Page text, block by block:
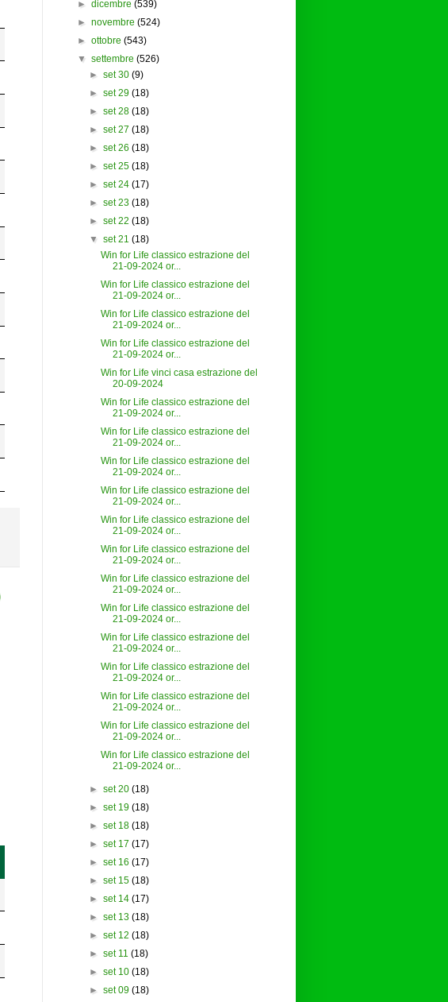
►dicembre (539)
►novembre (524)
►ottobre (543)
▼ settembre (526)
► set 30 (9)
► set 29 (18)
► set 28 (18)
► set 27 (18)
► set 26 (18)
► set 25 (18)
► set 24 (17)
► set 23 (18)
► set 22 (18)
▼ set 21 (18)
Win for Life classico estrazione del
21-09-2024 or...
Win for Life classico estrazione del
21-09-2024 or...
Win for Life classico estrazione del
21-09-2024 or...
Win for Life classico estrazione del
21-09-2024 or...
Win for Life vinci casa estrazione del
20-09-2024
Win for Life classico estrazione del
21-09-2024 or...
Win for Life classico estrazione del
21-09-2024 or...
Win for Life classico estrazione del
21-09-2024 or...
Win for Life classico estrazione del
21-09-2024 or...
Win for Life classico estrazione del
21-09-2024 or...
Win for Life classico estrazione del
21-09-2024 or...
Win for Life classico estrazione del
21-09-2024 or...
Win for Life classico estrazione del
21-09-2024 or...
Win for Life classico estrazione del
21-09-2024 or...
Win for Life classico estrazione del
21-09-2024 or...
Win for Life classico estrazione del
21-09-2024 or...
Win for Life classico estrazione del
21-09-2024 or...
Win for Life classico estrazione del
21-09-2024 or...
► set 20 (18)
► set 19 (18)
► set 18 (18)
► set 17 (17)
► set 16 (17)
► set 15 (18)
► set 14 (17)
► set 13 (18)
► set 12 (18)
► set 11 (18)
► set 10 (18)
► set 09 (18)